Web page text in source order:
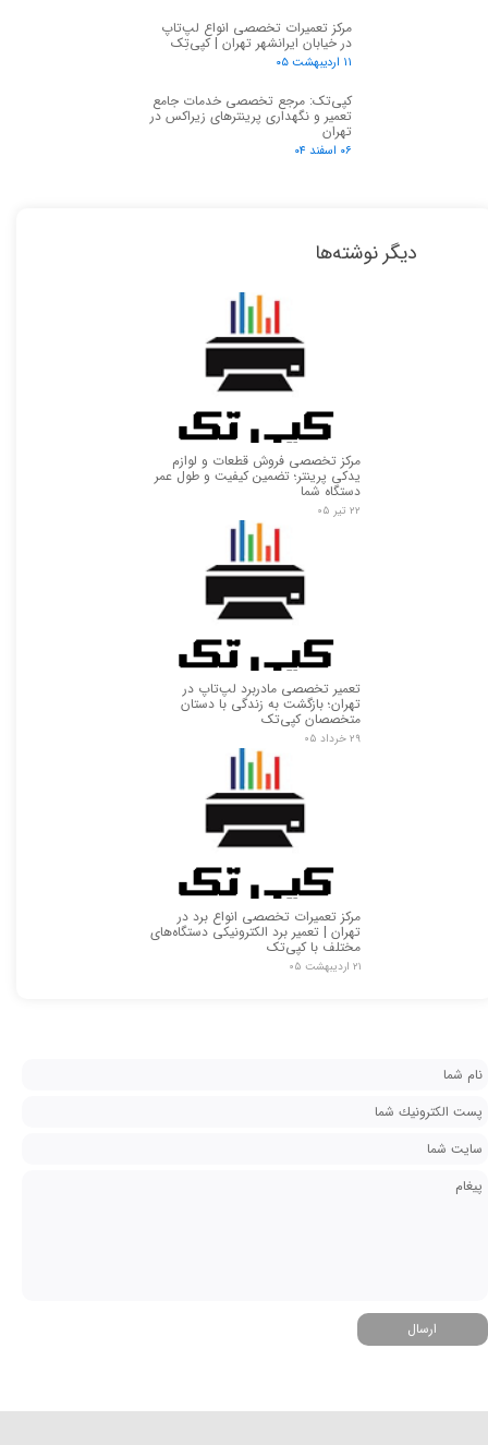
مرکز تعمیرات تخصصی انواع لپ‌تاپ
در خیابان ایرانشهر تهران | کپی‌تِک
۱۱ اردیبهشت ۰۵
کپی‌تک: مرجع تخصصی خدمات جامع
تعمیر و نگهداری پرینترهای زیراکس در
تهران
۰۶ اسفند ۰۴
دیگر نوشته‌ها
مرکز تخصصی فروش قطعات و لوازم
یدکی پرینتر؛ تضمین کیفیت و طول عمر
دستگاه شما
۲۲ تیر ۰۵
تعمیر تخصصی مادربرد لپ‌تاپ در
تهران؛ بازگشت به زندگی با دستان
متخصصان کپی‌تک
۲۹ خرداد ۰۵
مرکز تعمیرات تخصصی انواع برد در
تهران | تعمیر برد الکترونیکی دستگاه‌های
مختلف با کپی‌تک
۲۱ اردیبهشت ۰۵
ارسال